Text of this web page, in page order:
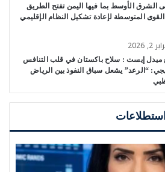
الشرق الأوسط بما فيها اليمن تفتح الطريق
القوى المتوسطة لإعادة تشكيل النظام الإقليمي
2, 2026
ميدل إيست : سلاح باكستان في قلب التنافس
“الرعد” يشعل سباق النفوذ بين الرياض